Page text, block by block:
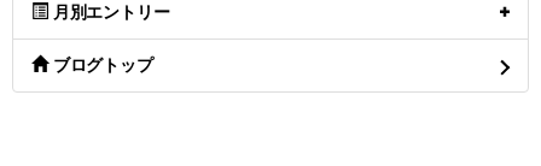
月別エントリー
ブログトップ